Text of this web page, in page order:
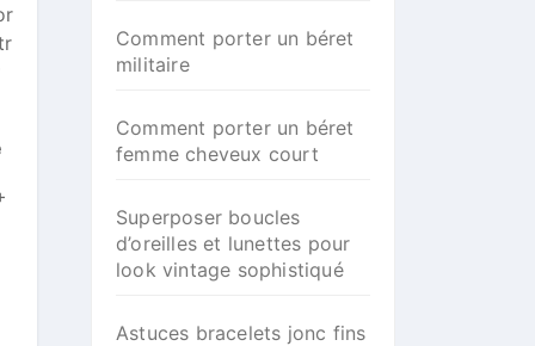
Comment porter un béret
militaire
Comment porter un béret
femme cheveux court
Superposer boucles
d’oreilles et lunettes pour
look vintage sophistiqué
Astuces bracelets jonc fins